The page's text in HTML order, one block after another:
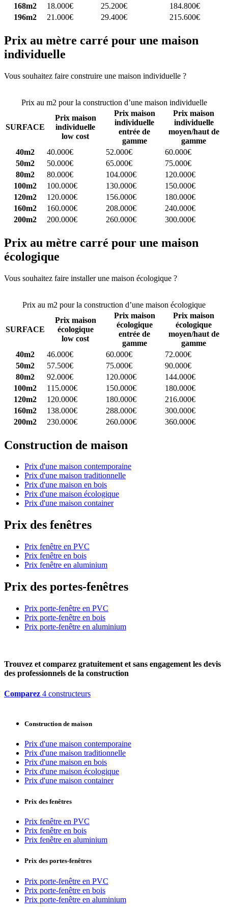
168m2
18.000€ 25.200€
184.800€
196m2
21.000€ 29.400€ 215.600€
Prix au mètre carré pour une maison
individuelle
Vous souhaitez faire construire une maison individuelle ?
Prix au m2 pour la construction d’une maison individuelle
SURFACE
Prix maison
individuelle
low cost
Prix maison
individuelle
entrée de
gamme
Prix maison
individuelle
moyen/haut de
gamme
40m2
40.000€ 52.000€
60.000€
50m2
50.000€ 65.000€
75.000€
80m2
80.000€ 104.000€
120.000€
100m2
100.000€ 130.000€
150.000€
120m2
120.000€ 156.000€
180.000€
160m2
160.000€ 208.000€
240.000€
200m2
200.000€ 260.000€ 300.000€
Prix au mètre carré pour une maison
écologique
Vous souhaitez faire installer une maison écologique ?
Prix au m2 pour la construction d’une maison écologique
SURFACE
Prix maison
écologique
low cost
Prix maison
écologique
entrée de
gamme
Prix maison
écologique
moyen/haut de
gamme
40m2
46.000€ 60.000€
72.000€
50m2
57.500€ 75.000€
90.000€
80m2
92.000€ 120.000€
144.000€
100m2
115.000€ 150.000€
180.000€
120m2
120.000€ 180.000€
216.000€
160m2
138.000€ 288.000€
300.000€
200m2
230.000€ 260.000€ 360.000€
Construction de maison
Prix d'une maison contemporaine
Prix d'une maison traditionnelle
Prix d'une maison en bois
Prix d'une maison écologique
Prix d'une maison container
Prix des fenêtres
Prix fenêtre en PVC
Prix fenêtre en bois
Prix fenêtre en aluminium
Prix des portes-fenêtres
Prix porte-fenêtre en PVC
Prix porte-fenêtre en bois
Prix porte-fenêtre en aluminium
Trouvez et comparez gratuitement et sans engagement les devis
des professionnels de la construction
Comparez 4 constructeurs
Construction de maison
Prix d'une maison contemporaine
Prix d'une maison traditionnelle
Prix d'une maison en bois
Prix d'une maison écologique
Prix d'une maison container
Prix des fenêtres
Prix fenêtre en PVC
Prix fenêtre en bois
Prix fenêtre en aluminium
Prix des portes-fenêtres
Prix porte-fenêtre en PVC
Prix porte-fenêtre en bois
Prix porte-fenêtre en aluminium